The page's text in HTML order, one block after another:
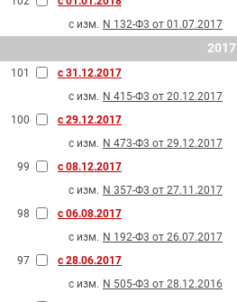
с изм. N 132-Ф3 от 01.07.2017
2017
101
с 31.12.2017
с изм. N 415-Ф3 от 20.12.2017
100
с 29.12.2017
с изм. N 473-Ф3 от 29.12.2017
99
с 08.12.2017
с изм. N 357-Ф3 от 27.11.2017
98
с 06.08.2017
с изм. N 192-Ф3 от 26.07.2017
97
с 28.06.2017
с изм. N 505-Ф3 от 28.12.2016